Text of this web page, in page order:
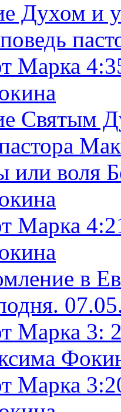
Духом и
Марка
Святым
воля
Марка
в
Марка 3:
Марка